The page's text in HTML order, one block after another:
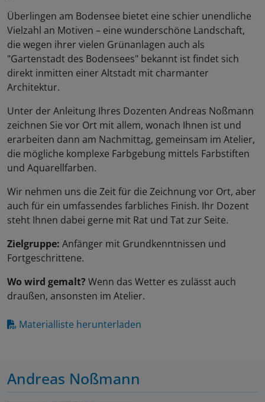
Überlingen am Bodensee bietet eine schier unendliche
Vielzahl an Motiven – eine wunderschöne Landschaft,
die wegen ihrer vielen Grünanlagen auch als
"Gartenstadt des Bodensees" bekannt ist findet sich
direkt inmitten einer Altstadt mit charmanter
Architektur.
Unter der Anleitung Ihres Dozenten Andreas Noßmann
zeichnen Sie vor Ort mit allem, wonach Ihnen ist und
erarbeiten dann am Nachmittag, gemeinsam im Atelier,
die mögliche komplexe Farbgebung mittels Farbstiften
und Aquarellfarben.
Wir nehmen uns die Zeit für die Zeichnung vor Ort, aber
auch für ein umfassendes farbliches Finish. Ihr Dozent
steht Ihnen dabei gerne mit Rat und Tat zur Seite.
Zielgruppe: Anfänger mit Grundkenntnissen und
Fortgeschrittene.
Wo wird gemalt? Wenn das Wetter es zulässt auch
draußen, ansonsten im Atelier.
Materialliste herunterladen
Andreas Noßmann